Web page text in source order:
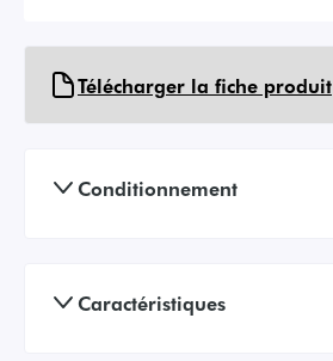
Télécharger la fiche produit
Conditionnement
Caractéristiques